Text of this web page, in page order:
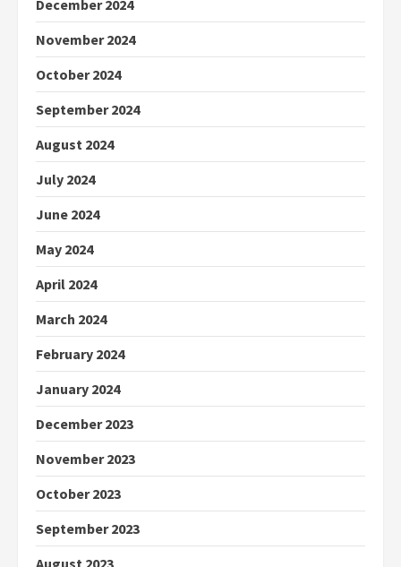
December 2024
November 2024
October 2024
September 2024
August 2024
July 2024
June 2024
May 2024
April 2024
March 2024
February 2024
January 2024
December 2023
November 2023
October 2023
September 2023